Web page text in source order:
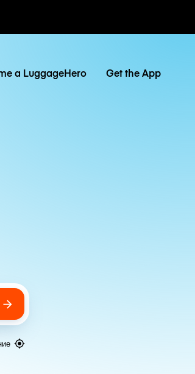
a LuggageHero Get the App